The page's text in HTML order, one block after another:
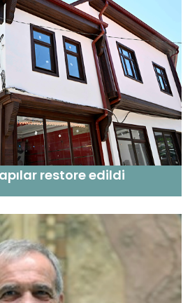
restore edildi